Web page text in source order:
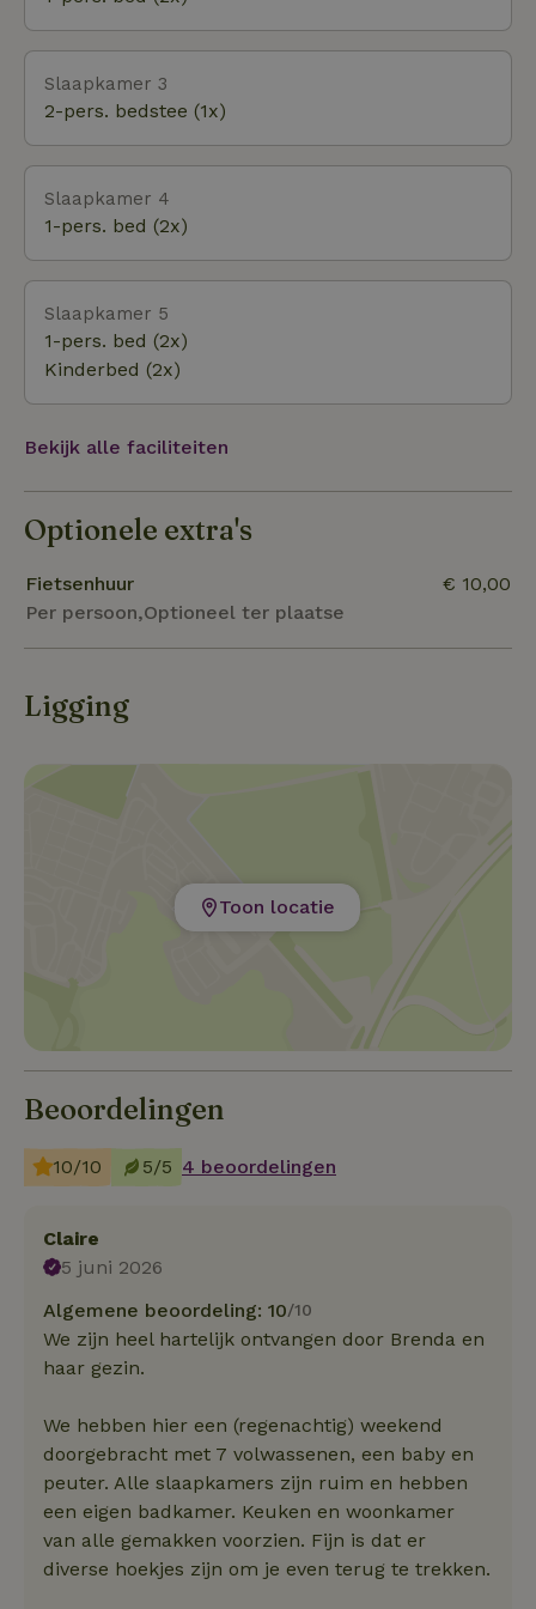
Orchideeënhoeve een geschikt uitje.
Slaapkamer 3
2-pers. bedstee (1x)
Slaapkamer 4
1-pers. bed (2x)
Slaapkamer 5
1-pers. bed (2x)
Kinderbed (2x)
Bekijk alle faciliteiten
Optionele extra's
Fietsenhuur
Per persoon,Optioneel ter plaatse
€ 10,00
Ligging
Toon locatie
Beoordelingen
10/10 5/5 4 beoordelingen
Claire
5 juni 2026
Algemene beoordeling: 10/10
We zijn heel hartelijk ontvangen door Brenda en
haar gezin.
We hebben hier een (regenachtig) weekend
doorgebracht met 7 volwassenen, een baby en
peuter. Alle slaapkamers zijn ruim en hebben
een eigen badkamer. Keuken en woonkamer
van alle gemakken voorzien. Fijn is dat er
diverse hoekjes zijn om je even terug te trekken.